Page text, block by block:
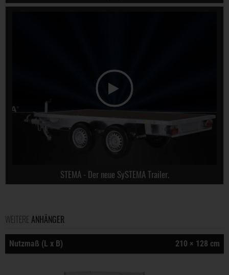
STEMA - Der neue SySTEMA Trailer.
WEITERE ANHÄNGER
Nutzmaß (L x B) 210 × 128 cm